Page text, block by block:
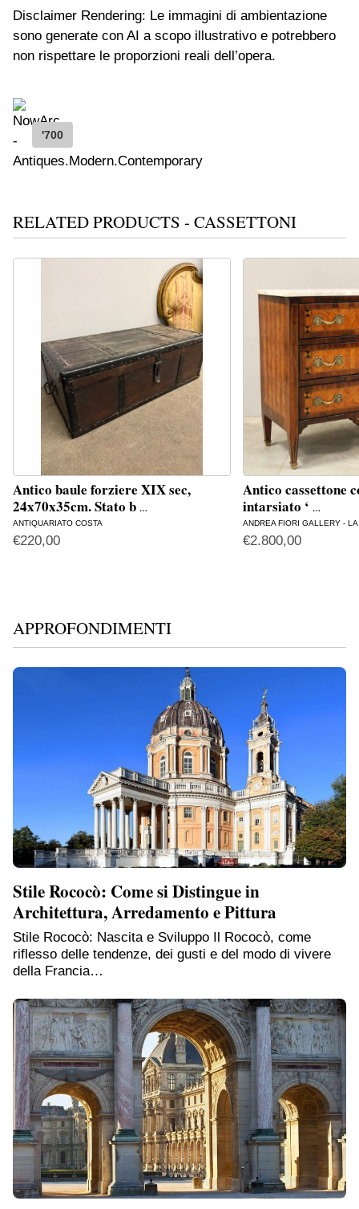
Disclaimer Rendering: Le immagini di ambientazione
sono generate con AI a scopo illustrativo e potrebbero
non rispettare le proporzioni reali dell’opera.
'700
RELATED PRODUCTS - CASSETTONI
Antico baule forziere XIX sec,
24x70x35cm. Stato b …
ANTIQUARIATO COSTA
€220,00
Antico cassettone
intarsiato ‘ …
ANDREA FIORI GALLERY -
€2.800,00
APPROFONDIMENTI
Stile Rococò: Come si Distingue in
Architettura, Arredamento e Pittura
Stile Rococò: Nascita e Sviluppo Il Rococò, come
riflesso delle tendenze, dei gusti e del modo di vivere
della Francia…